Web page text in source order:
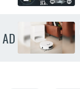
AD